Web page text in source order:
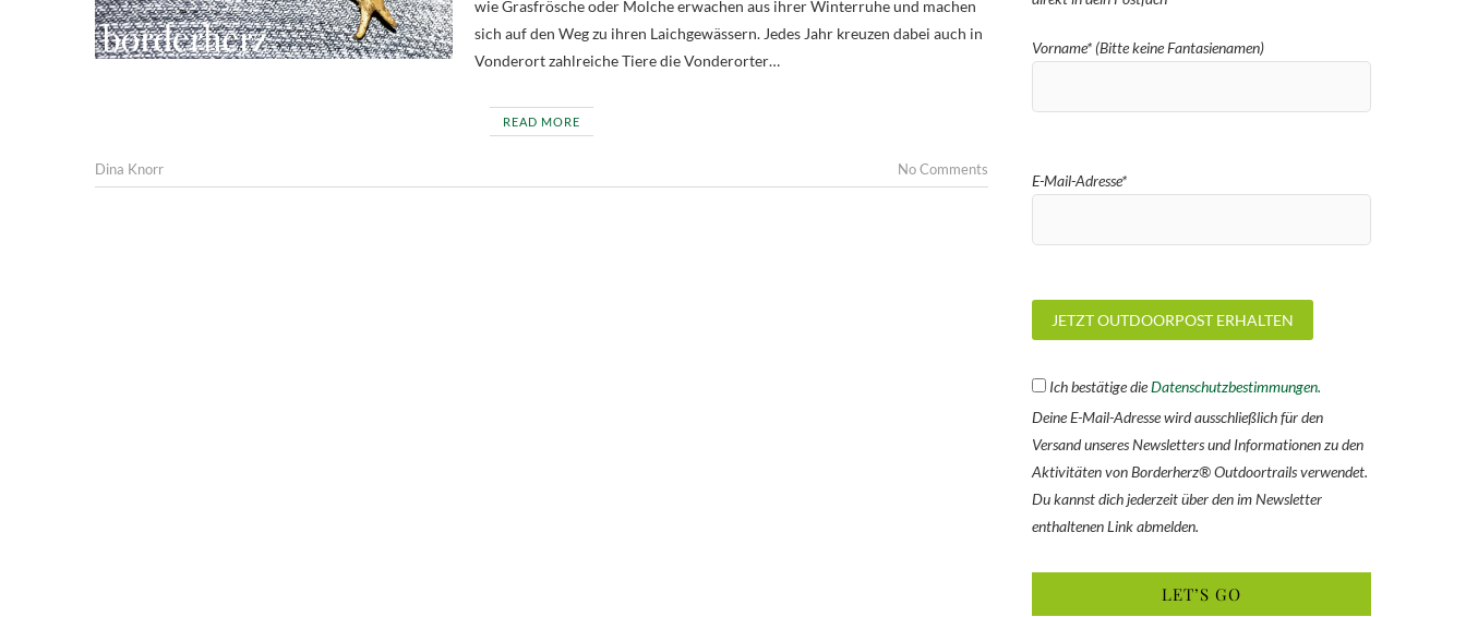
wie Grasfrösche oder Molche erwachen aus ihrer Winterruhe und machen
sich auf den Weg zu ihren Laichgewässern. Jedes Jahr kreuzen dabei auch in
Vonderort zahlreiche Tiere die Vonderorter…
READ MORE
Dina Knorr No Comments
Vorname* (Bitte keine Fantasienamen)
E-Mail-Adresse*
Ich bestätige dieDatenschutzbestimmungen.
Deine E-Mail-Adresse wird ausschließlich für den
Versand unseres Newsletters und Informationen zu den
Aktivitäten von Borderherz® Outdoortrails verwendet.
Du kannst dich jederzeit über den im Newsletter
enthaltenen Link abmelden.
LET’S GO